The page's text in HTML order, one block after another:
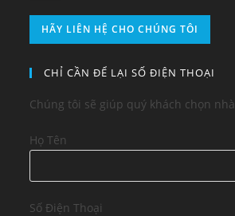
HÃY LIÊN HỆ CHO CHÚNG TÔI
CHỈ CẦN ĐỂ LẠI SỐ ĐIỆN THOẠI
Chúng tôi sẽ giúp quý khách chọn nhà
Họ Tên
Số Điện Thoại